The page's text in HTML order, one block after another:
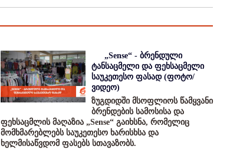
„Sense“ - ბრენდული
ტანსაცმელი და ფეხსაცმელი
საუკეთესო ფასად (ფოტო/
ვიდეო)
ზუგდიდში მსოფლიოს წამყვანი
ბრენდების სამოსისა და
ფეხსაცმლის მაღაზია „Sense“ გაიხსნა, რომელიც
მომხმარებლებს საუკეთესო ხარისხსა და
ხელმისაწვდომ ფასებს სთავაზობს.